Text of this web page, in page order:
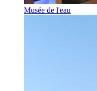
Musée de l'eau